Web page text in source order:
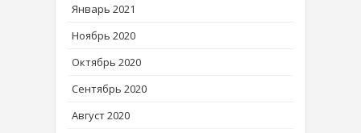
Январь 2021
Ноябрь 2020
Октябрь 2020
Сентябрь 2020
Август 2020